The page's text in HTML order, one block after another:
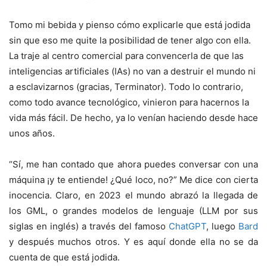
Tomo mi bebida y pienso cómo explicarle que está jodida
sin que eso me quite la posibilidad de tener algo con ella.
La traje al centro comercial para convencerla de que las
inteligencias artificiales (IAs) no van a destruir el mundo ni
a esclavizarnos (gracias, Terminator). Todo lo contrario,
como todo avance tecnológico, vinieron para hacernos la
vida más fácil. De hecho, ya lo venían haciendo desde hace
unos años.
“Sí, me han contado que ahora puedes conversar con una
máquina ¡y te entiende! ¿Qué loco, no?” Me dice con cierta
inocencia. Claro, en 2023 el mundo abrazó la llegada de
los GML, o grandes modelos de lenguaje (LLM por sus
siglas en inglés) a través del famoso ChatGPT, luego Bard
y después muchos otros. Y es aquí donde ella no se da
cuenta de que está jodida.